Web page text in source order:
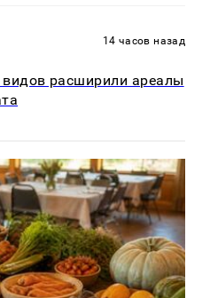
14 часов назад
расширили ареалы